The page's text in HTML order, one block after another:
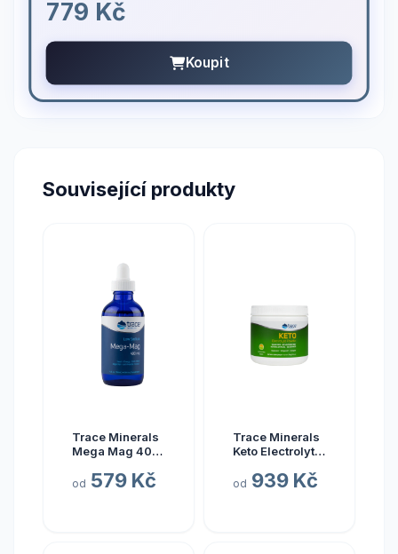
779 Kč
Koupit
Související produkty
Trace Minerals
Mega Mag 400
elektrolyty, 118
od 579 Kč
Trace Minerals
Keto Electrolyte
elektrolyty v
od 939 Kč